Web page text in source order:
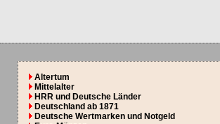
Altertum
Mittelalter
HRR und Deutsche Länder
Deutschland ab 1871
Deutsche Wertmarken und Notgeld